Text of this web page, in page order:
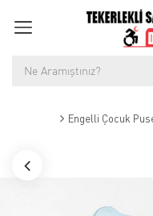
Engelli Çocuk